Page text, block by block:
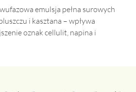
emulsja pełna surowych
i kasztana – wpływa
oznak cellulit, napina i